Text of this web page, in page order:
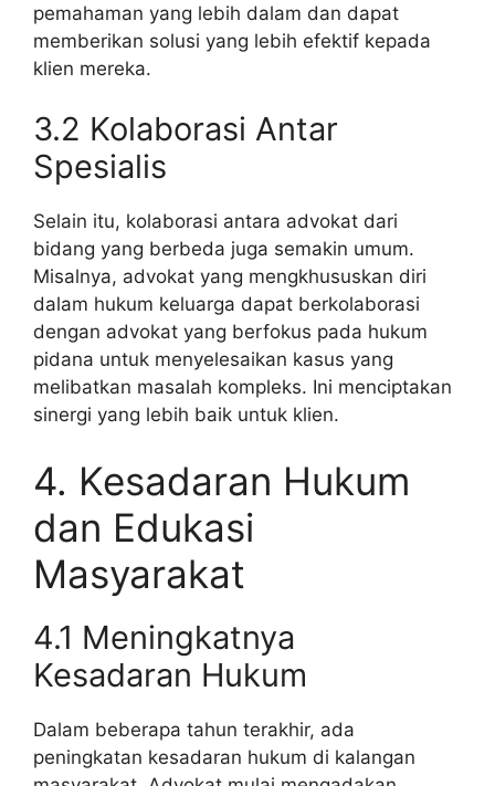
pemahaman yang lebih dalam dan dapat
memberikan solusi yang lebih efektif kepada
klien mereka.
3.2 Kolaborasi Antar
Spesialis
Selain itu, kolaborasi antara advokat dari
bidang yang berbeda juga semakin umum.
Misalnya, advokat yang mengkhususkan diri
dalam hukum keluarga dapat berkolaborasi
dengan advokat yang berfokus pada hukum
pidana untuk menyelesaikan kasus yang
melibatkan masalah kompleks. Ini menciptakan
sinergi yang lebih baik untuk klien.
4. Kesadaran Hukum
dan Edukasi
Masyarakat
4.1 Meningkatnya
Kesadaran Hukum
Dalam beberapa tahun terakhir, ada
peningkatan kesadaran hukum di kalangan